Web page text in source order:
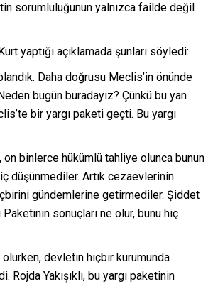
sorumluluğunun yalnızca failde değil
yaptığı açıklamada şunları söyledi:
Daha doğrusu Meclis’in önünde
bugün buradayız? Çünkü bu yan
bir yargı paketi geçti. Bu yargı
binlerce hükümlü tahliye olunca bunun
düşünmediler. Artık cezaevlerinin
gündemlerine getirmediler. Şiddet
sonuçları ne olur, bunu hiç
devletin hiçbir kurumunda
Yakışıklı, bu yargı paketinin